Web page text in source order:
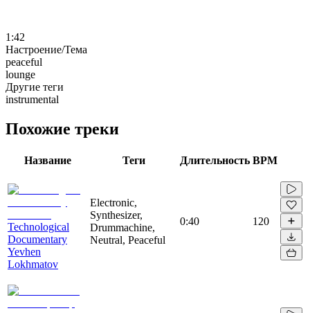
1:42
Настроение/Тема
peaceful
lounge
Другие теги
instrumental
Похожие треки
Название Теги Длительность BPM
Technological
Documentary
Yevhen
Lokhmatov
Electronic,
Synthesizer,
Drummachine,
Neutral, Peaceful
0:40 120